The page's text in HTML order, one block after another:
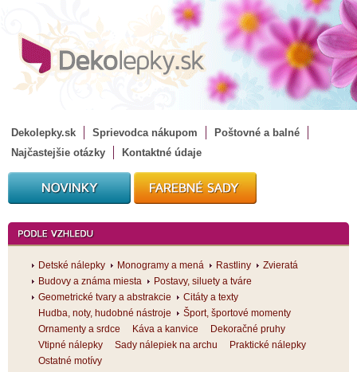
Dekolepky.sk Sprievodca nákupom
Poštovné a balné
Najčastejšie otázky
Kontaktné údaje
Detské nálepky Monogramy a mená Rastliny
Zvieratá
Budovy a známa miesta
Postavy, siluety a tváre
Geometrické tvary a abstrakcie
Citáty a texty
Hudba, noty, hudobné nástroje
Šport, športové momenty
Ornamenty a srdce
Káva a kanvice
Dekoračné pruhy
Vtipné nálepky
Sady nálepiek na archu
Praktické nálepky
Ostatné motívy